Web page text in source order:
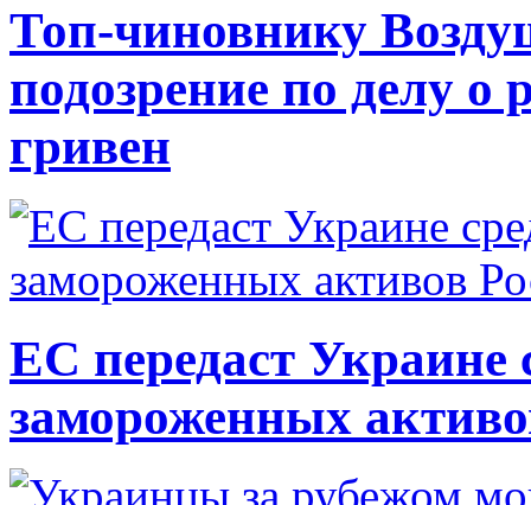
Топ-чиновнику
подозрение по делу о
гривен
ЕС передаст Украине
замороженных